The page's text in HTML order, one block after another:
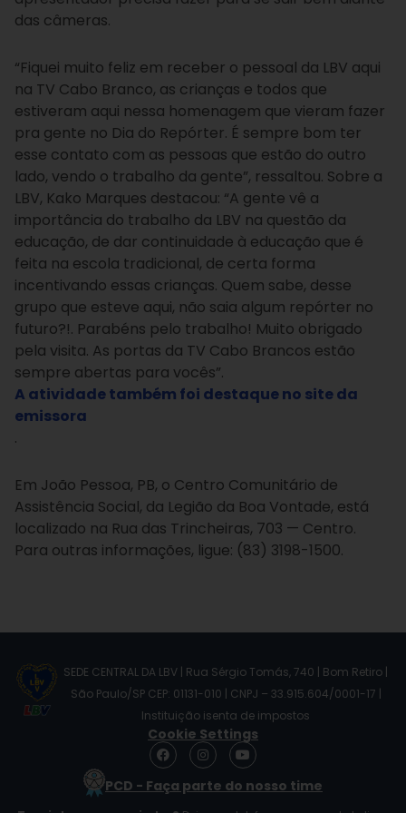
das câmeras.
“Fiquei muito feliz em receber o pessoal da LBV aqui
na TV Cabo Branco, as crianças e todos que
estiveram aqui nessa homenagem que vieram fazer
pra gente no Dia do Repórter. É sempre bom ter
esse contato com as pessoas que estão do outro
lado, vendo o trabalho da gente”, ressaltou. Sobre a
LBV, Kako Marques destacou: “A gente vê a
importância do trabalho da LBV na questão da
educação, de dar continuidade à educação que é
feita na escola tradicional, de certa forma
incentivando essas crianças. Quem sabe, desse
grupo que esteve aqui, não saia algum repórter no
futuro?!. Parabéns pelo trabalho! Muito obrigado
pela visita. As portas da TV Cabo Brancos estão
sempre abertas para vocês”.
A atividade também foi destaque no site da
emissora
.
Em João Pessoa, PB, o Centro Comunitário de
Assistência Social, da Legião da Boa Vontade, está
localizado na Rua das Trincheiras, 703 — Centro.
Para outras informações, ligue: (83) 3198-1500.
SEDE CENTRAL DA LBV | Rua Sérgio Tomás, 740 | Bom Retiro |
São Paulo/SP CEP: 01131-010 | CNPJ – 33.915.604/0001-17 |
Instituição isenta de impostos
Cookie Settings
F
a
e
I
n
s
t
Y
o
t
PCD - Faça parte do nosso time